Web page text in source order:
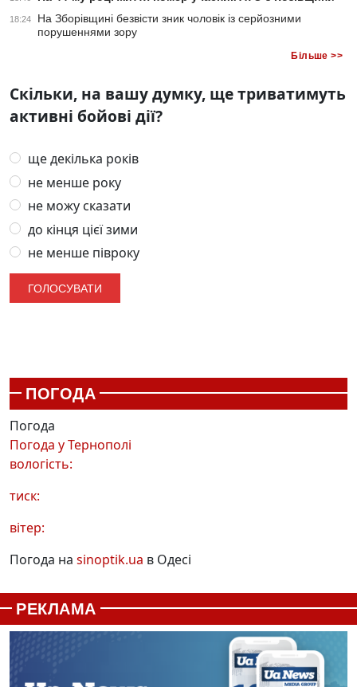
18:24
На Зборівщині безвісти зник чоловік із серйозними
порушеннями зору
Більше >>
Скільки, на вашу думку, ще триватимуть
активні бойові дії?
ще декілька років
не менше року
не можу сказати
до кінця цієї зими
не менше півроку
ПОГОДА
Погода
Погода уТернополі
вологість:
тиск:
вітер:
Погода на sinoptik.ua в Одесі
РЕКЛАМА